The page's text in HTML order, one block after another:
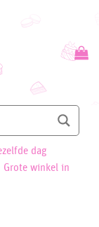
dag
Grote winkel in